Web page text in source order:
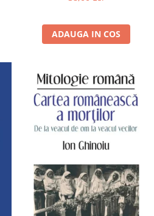
ADAUGA IN COS